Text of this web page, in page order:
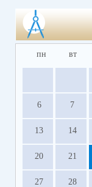
пн вт
6 7
13 14
20 21
27 28